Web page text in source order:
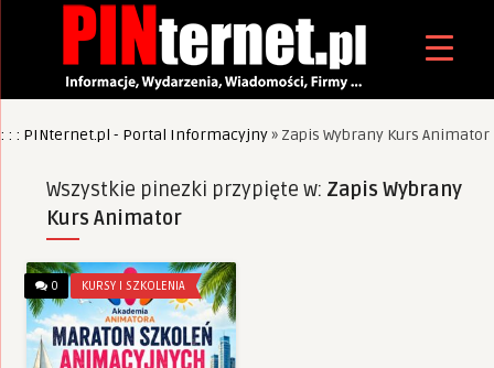
: : : PINternet.pl - Portal Informacyjny» Zapis Wybrany Kurs Animator
Wszystkie pinezki przypięte w: Zapis Wybrany
Kurs Animator
0 KURSY I SZKOLENIA